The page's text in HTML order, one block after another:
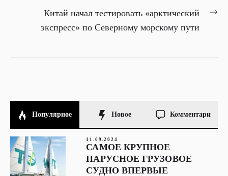
Китай начал тестировать «арктический
экспресс» по Северному морскому пути
Популярное Новое Комментари
11.09.2024
САМОЕ КРУПНОЕ
ПАРУСНОЕ ГРУЗОВОЕ
СУДНО ВПЕРВЫЕ